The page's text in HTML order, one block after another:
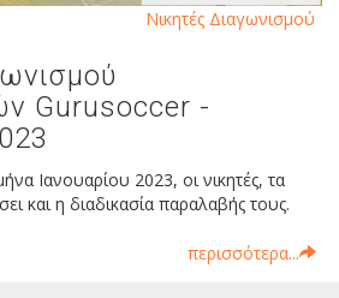
Gurusoccer -
Ιανουαρίου 2023, οι νικητές, τα
και η διαδικασία παραλαβής τους.
περισσότερα...
Νικητές Διαγωνισμού